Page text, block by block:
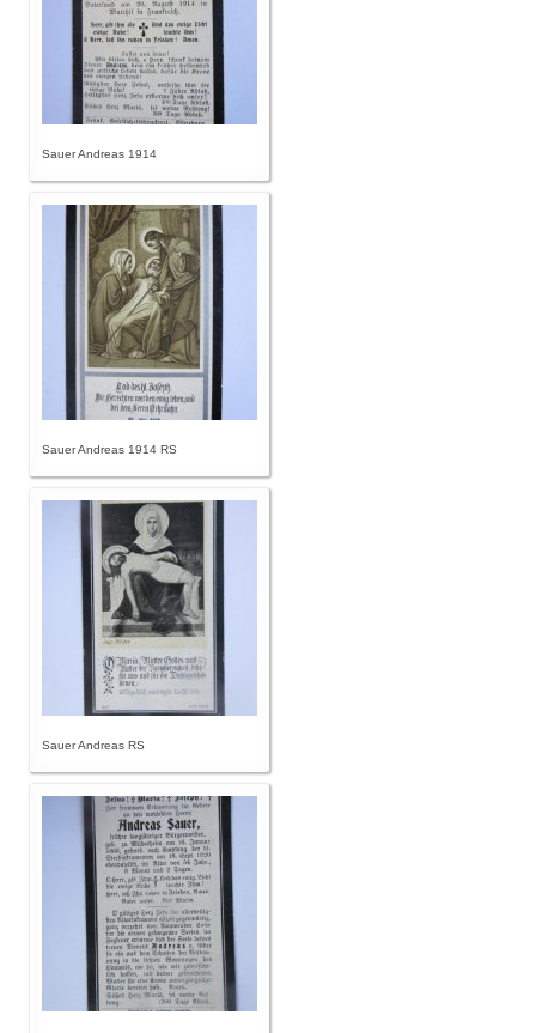
Sauer Andreas 1914
Sauer Andreas 1914 RS
Sauer Andreas RS